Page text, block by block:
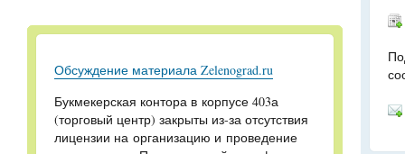
Обсуждение материала Zelenograd.ru
Букмекерская контора в корпусе 403а
(торговый центр) закрыты из-за отсутствия
лицензии на организацию и проведение